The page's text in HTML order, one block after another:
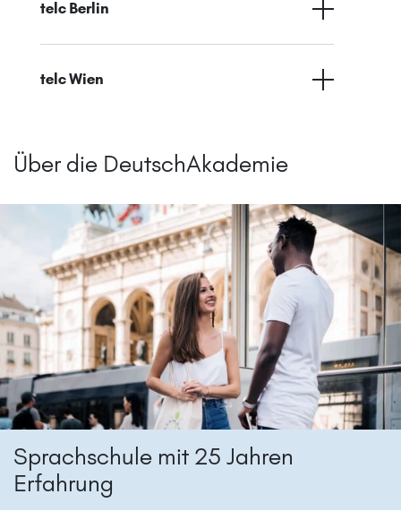
telc Berlin
telc Wien
Über die DeutschAkademie
Sprachschule mit 25 Jahren
Erfahrung